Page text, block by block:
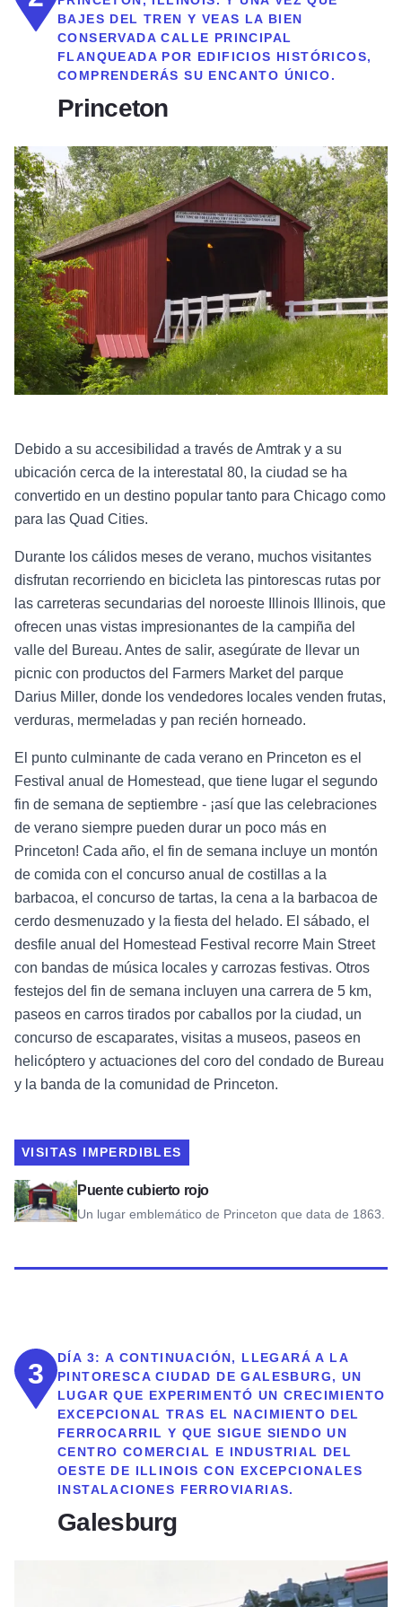
BAJES DEL TREN Y VEAS LA BIEN
CONSERVADA CALLE PRINCIPAL
FLANQUEADA POR EDIFICIOS HISTÓRICOS,
COMPRENDERÁS SU ENCANTO ÚNICO.
Princeton
Debido a su accesibilidad a través de Amtrak y a su
ubicación cerca de la interestatal 80, la ciudad se ha
convertido en un destino popular tanto para Chicago como
para las Quad Cities.
Durante los cálidos meses de verano, muchos visitantes
disfrutan recorriendo en bicicleta las pintorescas rutas por
las carreteras secundarias del noroeste Illinois Illinois, que
ofrecen unas vistas impresionantes de la campiña del
valle del Bureau. Antes de salir, asegúrate de llevar un
picnic con productos del Farmers Market del parque
Darius Miller, donde los vendedores locales venden frutas,
verduras, mermeladas y pan recién horneado.
El punto culminante de cada verano en Princeton es el
Festival anual de Homestead, que tiene lugar el segundo
fin de semana de septiembre - ¡así que las celebraciones
de verano siempre pueden durar un poco más en
Princeton! Cada año, el fin de semana incluye un montón
de comida con el concurso anual de costillas a la
barbacoa, el concurso de tartas, la cena a la barbacoa de
cerdo desmenuzado y la fiesta del helado. El sábado, el
desfile anual del Homestead Festival recorre Main Street
con bandas de música locales y carrozas festivas. Otros
festejos del fin de semana incluyen una carrera de 5 km,
paseos en carros tirados por caballos por la ciudad, un
concurso de escaparates, visitas a museos, paseos en
helicóptero y actuaciones del coro del condado de Bureau
y la banda de la comunidad de Princeton.
VISITAS IMPERDIBLES
Puente cubierto rojo
Un lugar emblemático de Princeton que data de 1863.
Ver Puente Cubierto Rojo
3 DÍA 3: A CONTINUACIÓN, LLEGARÁ A LA
PINTORESCA CIUDAD DE GALESBURG, UN
LUGAR QUE EXPERIMENTÓ UN CRECIMIENTO
EXCEPCIONAL TRAS EL NACIMIENTO DEL
FERROCARRIL Y QUE SIGUE SIENDO UN
CENTRO COMERCIAL E INDUSTRIAL DEL
OESTE DE ILLINOIS CON EXCEPCIONALES
INSTALACIONES FERROVIARIAS.
Galesburg